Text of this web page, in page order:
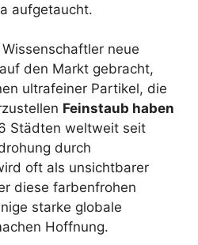
aufgetaucht.
neue
den Markt gebracht,
ultrafeiner Partikel, die
Feinstaub haben
Städten weltweit seit
durch
oft als unsichtbarer
diese farbenfrohen
starke globale
Hoffnung.